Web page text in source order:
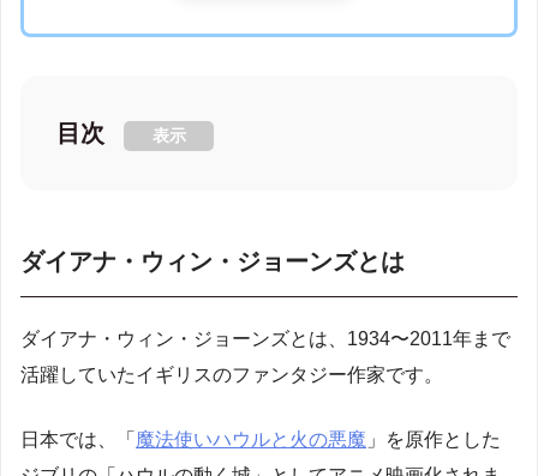
目次 表示
ダイアナ・ウィン・ジョーンズとは
ダイアナ・ウィン・ジョーンズとは、1934〜2011年まで
活躍していたイギリスのファンタジー作家です。
日本では、「 魔法使いハウルと火の悪魔 」を原作とした